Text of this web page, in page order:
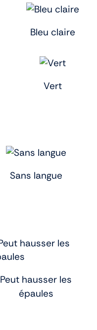
Bleu claire
Vert
Sans langue
Peut hausser les
épaules